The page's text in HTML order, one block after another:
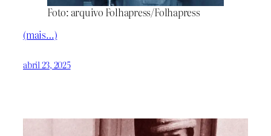
Foto: arquivo Folhapress/Folhapress
(mais…)
abril 23, 2025